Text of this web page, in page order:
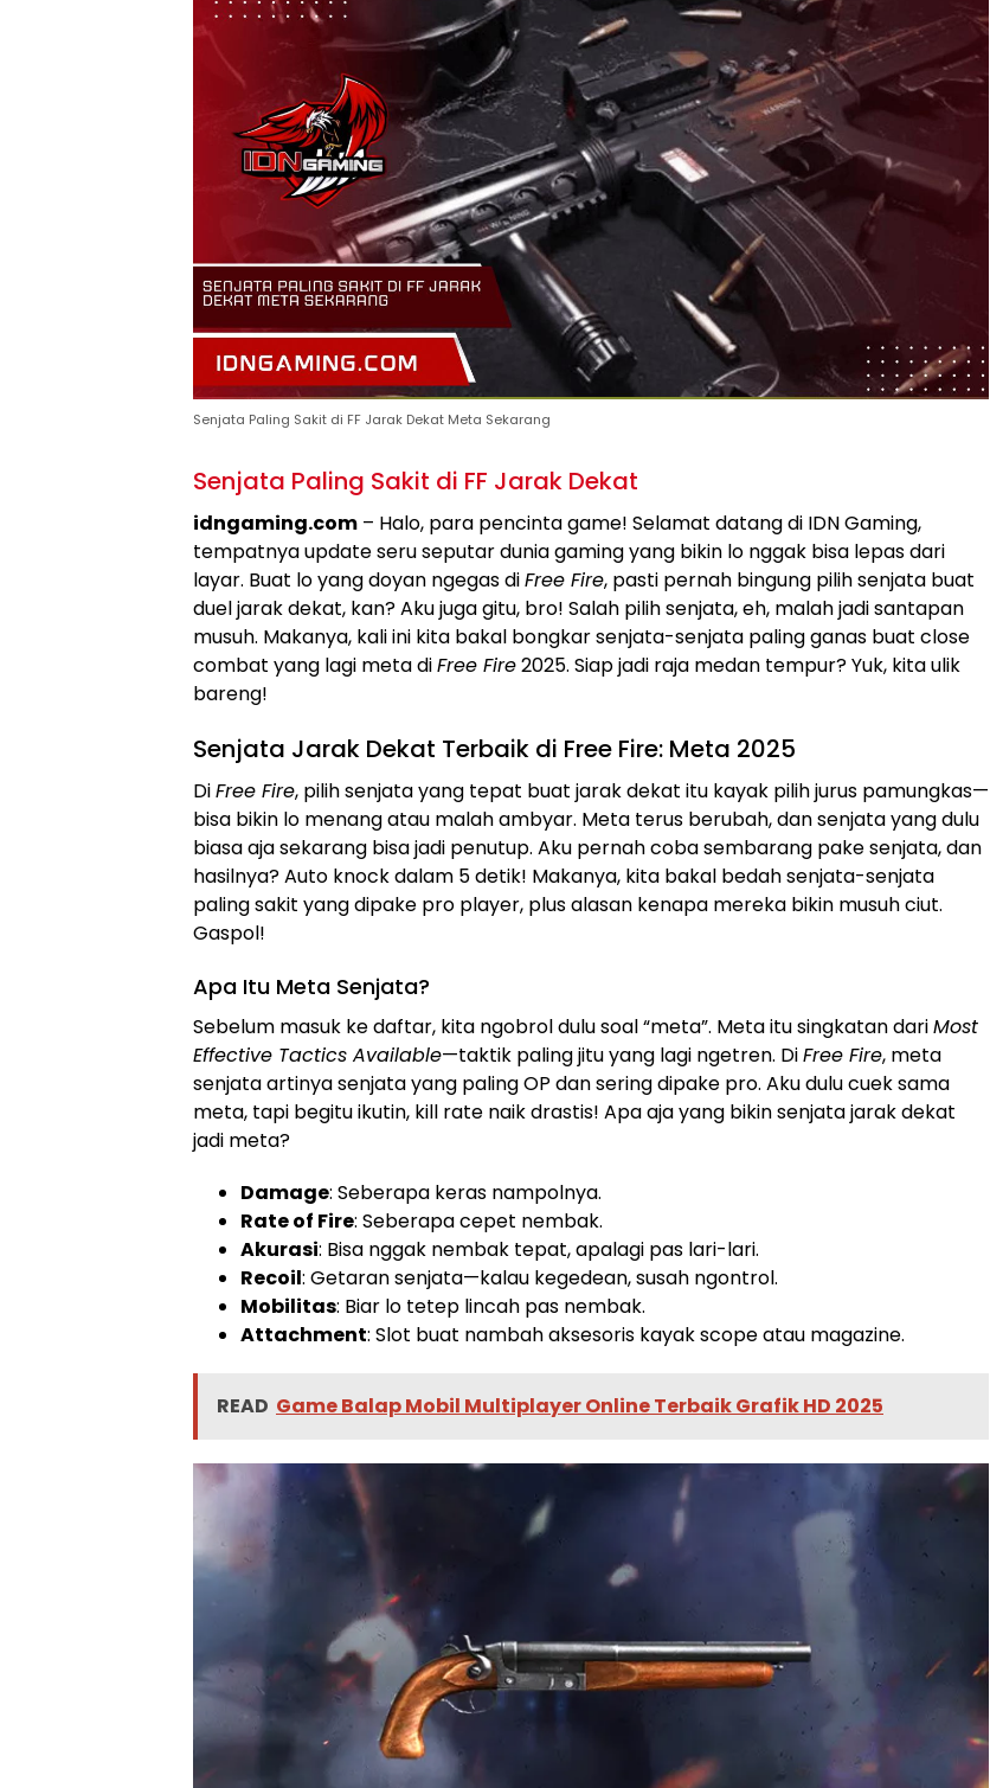
Senjata Paling Sakit di FF Jarak Dekat Meta Sekarang
Senjata Paling Sakit di FF Jarak Dekat
idngaming.com – Halo, para pencinta game! Selamat datang di IDN Gaming,
tempatnya update seru seputar dunia gaming yang bikin lo nggak bisa lepas dari
layar. Buat lo yang doyan ngegas diFree Fire, pasti pernah bingung pilih senjata buat
duel jarak dekat, kan? Aku juga gitu, bro! Salah pilih senjata, eh, malah jadi santapan
musuh. Makanya, kali ini kita bakal bongkar senjata-senjata paling ganas buat close
combat yang lagi meta diFree Fire2025. Siap jadi raja medan tempur? Yuk, kita ulik
bareng!
Senjata Jarak Dekat Terbaik di Free Fire: Meta 2025
DiFree Fire, pilih senjata yang tepat buat jarak dekat itu kayak pilih jurus pamungkas—
bisa bikin lo menang atau malah ambyar. Meta terus berubah, dan senjata yang dulu
biasa aja sekarang bisa jadi penutup. Aku pernah coba sembarang pake senjata, dan
hasilnya? Auto knock dalam 5 detik! Makanya, kita bakal bedah senjata-senjata
paling sakit yang dipake pro player, plus alasan kenapa mereka bikin musuh ciut.
Gaspol!
Apa Itu Meta Senjata?
Sebelum masuk ke daftar, kita ngobrol dulu soal “meta”. Meta itu singkatan dariMost
Effective Tactics Available—taktik paling jitu yang lagi ngetren. DiFree Fire, meta
senjata artinya senjata yang paling OP dan sering dipake pro. Aku dulu cuek sama
meta, tapi begitu ikutin, kill rate naik drastis! Apa aja yang bikin senjata jarak dekat
jadi meta?
Damage: Seberapa keras nampolnya.
Rate of Fire: Seberapa cepet nembak.
Akurasi: Bisa nggak nembak tepat, apalagi pas lari-lari.
Recoil: Getaran senjata—kalau kegedean, susah ngontrol.
Mobilitas: Biar lo tetep lincah pas nembak.
Attachment: Slot buat nambah aksesoris kayak scope atau magazine.
READ Game Balap Mobil Multiplayer Online Terbaik Grafik HD 2025